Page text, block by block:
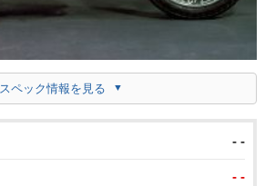
スペック情報を見る
- -
- -